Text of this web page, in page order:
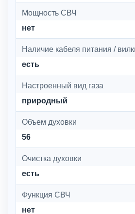
Мощность СВЧ
нет
Наличие кабеля питания /
есть
Настроенный вид газа
природный
Объем духовки
56
Очистка духовки
есть
Функция СВЧ
нет